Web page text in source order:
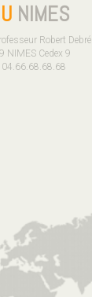
NIMES
Robert Debré
NIMES Cedex 9
04.66.68.68.68